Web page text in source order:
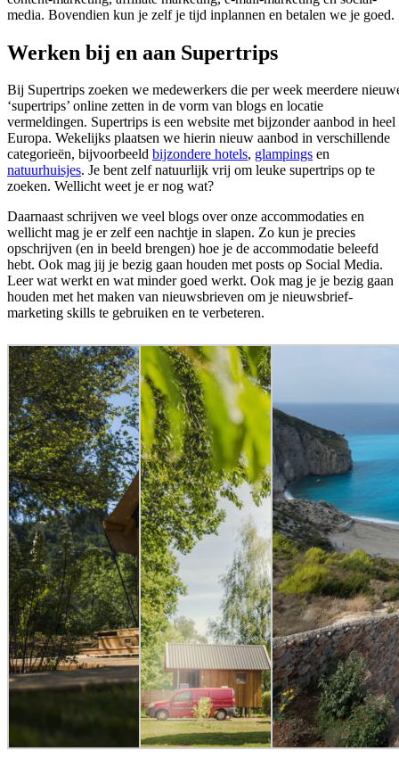
media. Bovendien kun je zelf je tijd inplannen en betalen we je goed.
Werken bij en aan Supertrips
Bij Supertrips zoeken we medewerkers die per week meerdere
‘supertrips’ online zetten in de vorm van blogs en locatie
vermeldingen. Supertrips is een website met bijzonder aanbod in heel
Europa. Wekelijks plaatsen we hierin nieuw aanbod in verschillende
categorieën, bijvoorbeeld bijzondere hotels, glampings en
natuurhuisjes. Je bent zelf natuurlijk vrij om leuke supertrips op te
zoeken. Wellicht weet je er nog wat?
Daarnaast schrijven we veel blogs over onze accommodaties en
wellicht mag je er zelf een nachtje in slapen. Zo kun je precies
opschrijven (en in beeld brengen) hoe je de accommodatie beleefd
hebt. Ook mag jij je bezig gaan houden met posts op Social Media.
Leer wat werkt en wat minder goed werkt. Ook mag je je bezig gaan
houden met het maken van nieuwsbrieven om je nieuwsbrief-
marketing skills te gebruiken en te verbeteren.